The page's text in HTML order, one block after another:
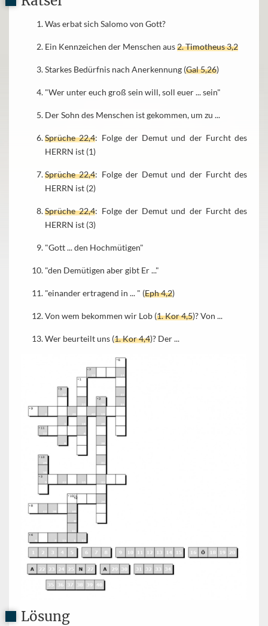
Was erbat sich Salomo von Gott?
Ein Kennzeichen der Menschen aus2. Timotheus 3,2
Starkes Bedürfnis nach Anerkennung (Gal 5,26)
"Wer unter euch groß sein will, soll euer ... sein"
Der Sohn des Menschen ist gekommen, um zu ...
Sprüche 22,4: Folge der Demut und der Furcht des
HERRN ist (1)
Sprüche 22,4: Folge der Demut und der Furcht des
HERRN ist (2)
Sprüche 22,4: Folge der Demut und der Furcht des
HERRN ist (3)
"Gott ... den Hochmütigen"
"den Demütigen aber gibt Er ..."
"einander ertragend in ... " (Eph 4,2)
Von wem bekommen wir Lob (1. Kor 4,5)? Von ...
Wer beurteilt uns (1. Kor 4,4)? Der ...
Lösung